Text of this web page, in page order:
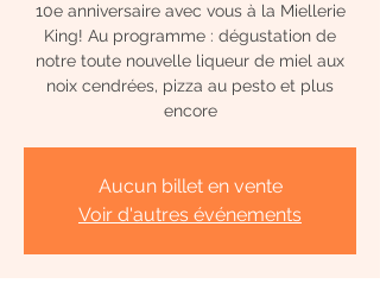
10e anniversaire avec vous à la Miellerie
King! Au programme : dégustation de
notre toute nouvelle liqueur de miel aux
noix cendrées, pizza au pesto et plus
encore
Aucun billet en vente
Voir d'autres événements